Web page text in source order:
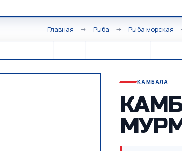
Главная Рыба Рыба морская
КАМБАЛА